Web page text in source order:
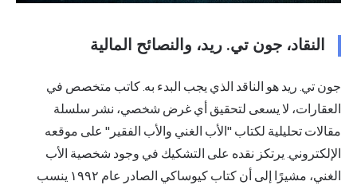
النقاد، جون تي. ريد، والنصائح المالية
جون تي. ريد هو الناقد الذي يجب البدء به. كاتب متخصص في
العقارات، لا يسعى لتحقيق أي غرض شخصي، نشر سلسلة
مقالات تحليلية لكتاب "الأب الغني والأب الفقير" على موقعه
الإلكتروني. يرتكز نقده على التشكيك في وجود شخصية الأب
الغني، مشيرًا إلى أن كتاب كيوساكي الصادر عام ١٩٩٢ ينسب